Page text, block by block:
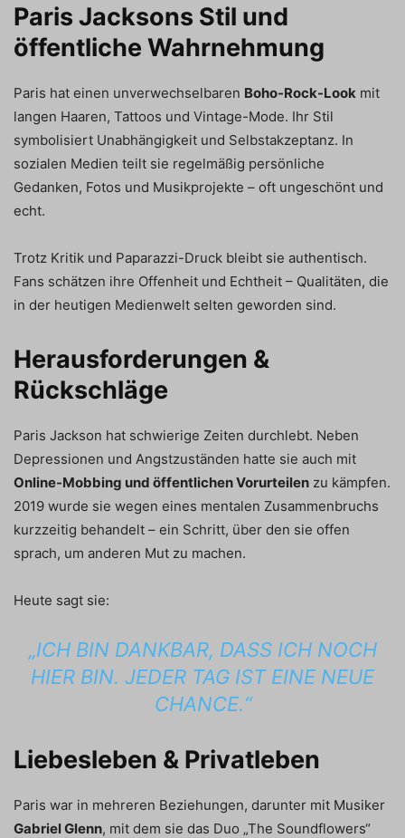
Paris Jacksons Stil und
öffentliche Wahrnehmung
Paris hat einen unverwechselbaren Boho-Rock-Look mit
langen Haaren, Tattoos und Vintage-Mode. Ihr Stil
symbolisiert Unabhängigkeit und Selbstakzeptanz. In
sozialen Medien teilt sie regelmäßig persönliche
Gedanken, Fotos und Musikprojekte – oft ungeschönt und
echt.
Trotz Kritik und Paparazzi-Druck bleibt sie authentisch.
Fans schätzen ihre Offenheit und Echtheit – Qualitäten, die
in der heutigen Medienwelt selten geworden sind.
Herausforderungen &
Rückschläge
Paris Jackson hat schwierige Zeiten durchlebt. Neben
Depressionen und Angstzuständen hatte sie auch mit
Online-Mobbing und öffentlichen Vorurteilen zu kämpfen.
2019 wurde sie wegen eines mentalen Zusammenbruchs
kurzzeitig behandelt – ein Schritt, über den sie offen
sprach, um anderen Mut zu machen.
Heute sagt sie:
„ICH BIN DANKBAR, DASS ICH NOCH
HIER BIN. JEDER TAG IST EINE NEUE
CHANCE.“
Liebesleben & Privatleben
Paris war in mehreren Beziehungen, darunter mit Musiker
Gabriel Glenn, mit dem sie das Duo „The Soundflowers“